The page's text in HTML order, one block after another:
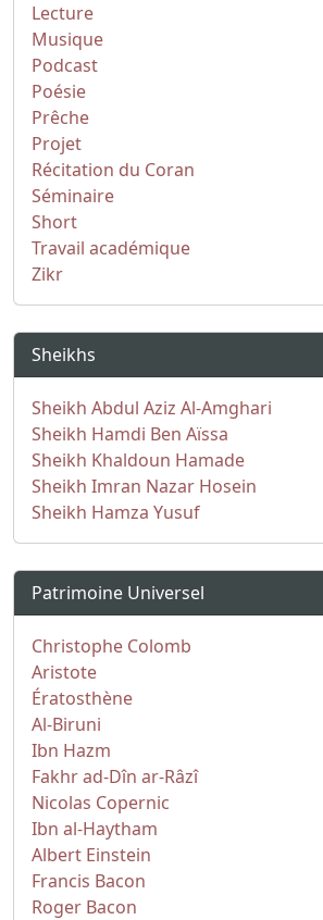
Lecture
Musique
Podcast
Poésie
Prêche
Projet
Récitation du Coran
Séminaire
Short
Travail académique
Zikr
Sheikhs
Sheikh Abdul Aziz Al-Amghari
Sheikh Hamdi Ben Aïssa
Sheikh Khaldoun Hamade
Sheikh Imran Nazar Hosein
Sheikh Hamza Yusuf
Patrimoine Universel
Christophe Colomb
Aristote
Ératosthène
Al-Biruni
Ibn Hazm
Fakhr ad-Dîn ar-Râzî
Nicolas Copernic
Ibn al-Haytham
Albert Einstein
Francis Bacon
Roger Bacon